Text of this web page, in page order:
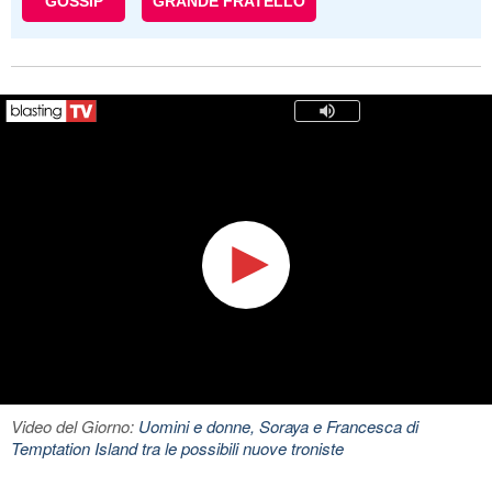
Video del Giorno: Uomini e donne, Soraya e Francesca di
Temptation Island tra le possibili nuove troniste